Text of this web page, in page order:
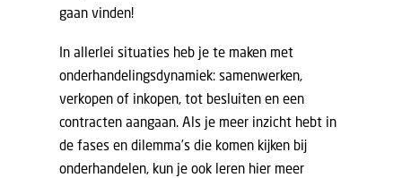
gaan vinden!
In allerlei situaties heb je te maken met
onderhandelingsdynamiek: samenwerken,
verkopen of inkopen, tot besluiten en een
contracten aangaan. Als je meer inzicht hebt in
de fases en dilemma’s die komen kijken bij
onderhandelen, kun je ook leren hier meer